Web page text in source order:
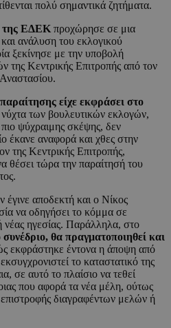
πολύ σημαντικά ζητήματα.
της ΕΔΕΚ προχώρησε σε μια
ανάλυση του εκλογικού
ξεκίνησε με την υποβολή
της Κεντρικής Επιτροπής από τον
είχε εκφράσει στο
νύχτα των βουλευτικών εκλογών,
ψύχραιμης σκέψης, δεν
έκανε αναφορά και χθες στην
της Κεντρικής Επιτροπής,
θέσει τώρα την παραίτησή του
αποδεκτή και ο Νίκος
να οδηγήσει το κόμμα σε
νέας ηγεσίας. Παράλληλα, στο
συνέδριο, θα πραγματοποιηθεί και
εκφράστηκε έντονα η άποψη από
το καταστατικό της
σε αυτό το πλαίσιο να τεθεί
που αφορά τα νέα μέλη, ούτως
διαγραφέντων μελών ή